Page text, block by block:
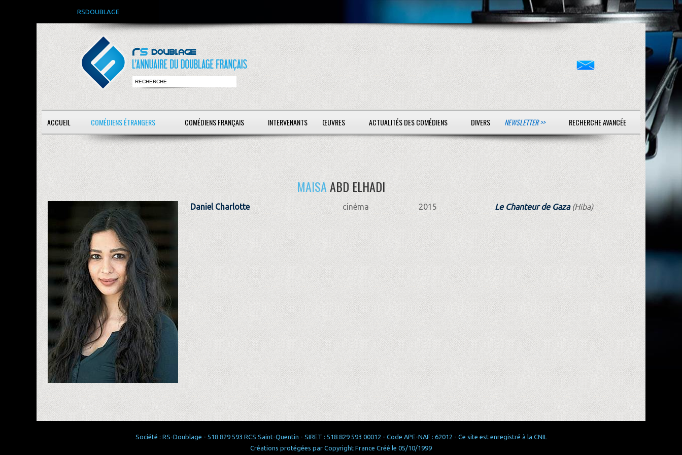
RSDOUBLAGE
ACCUEIL COMÉDIENS ÉTRANGERS COMÉDIENS FRANÇAIS INTERVENANTS ŒUVRES ACTUALITÉS DES COMÉDIENS DIVERS NEWSLETTER >> RECHERCHE AVANCÉE
MAISAABD ELHADI
Daniel Charlotte cinéma 2015 Le Chanteur de Gaza(Hiba)
Société : RS-Doublage - 518 829 593 RCS Saint-Quentin - SIRET : 518 829 593 00012 - Code APE-NAF : 62012 - Ce site est enregistré à la CNIL
Créations protégées par Copyright France Créé le 05/10/1999